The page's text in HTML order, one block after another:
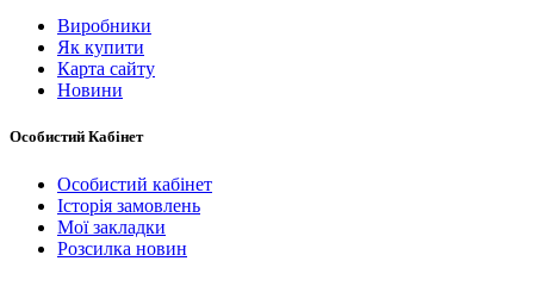
Виробники
Як купити
Карта сайту
Новини
Особистий Кабінет
Особистий кабінет
Історія замовлень
Мої закладки
Розсилка новин